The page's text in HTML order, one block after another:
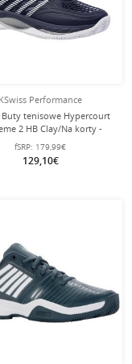
KSwiss Performance
Buty tenisowe Hypercourt
2 HB Clay/Na korty -
biały/limonkowy Męskie
fSRP: 179,99€
129,10€